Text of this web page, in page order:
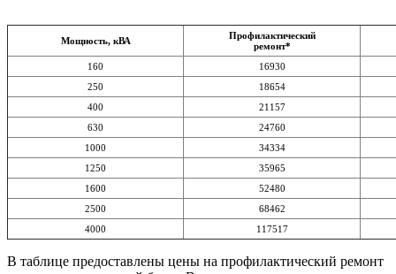
Мощность, кВА
Профилактический
ремонт*
160
16930
250
18654
400
21157
630
24760
1000
34334
1250
35965
1600
52480
2500
68462
4000
117517
В таблице предоставлены цены на профилактический ремонт